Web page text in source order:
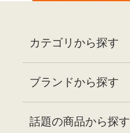
カテゴリから探す
ブランドから探す
話題の商品から探す